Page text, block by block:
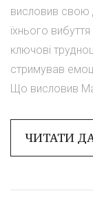
висловив свою
їхнього
ключові
стримував
Що висловив
ЧИТАТИ